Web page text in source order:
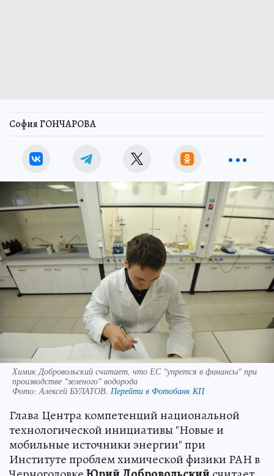
София ГОНЧАРОВА
Химик Добровольский считает, что ЕС "упрется в финансы" при
производстве "зеленого" водорода
Фото: Алексей БУЛАТОВ. Перейти в Фотобанк КП
Глава Центра компетенций национальной
технологической инициативы "Новые и
мобильные источники энергии" при
Институте проблем химической физики РАН в